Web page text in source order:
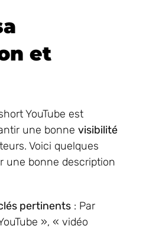
et
YouTube est
une bonnevisibilité
Voici quelques
une bonne description
pertinents : Par
», « vidéo